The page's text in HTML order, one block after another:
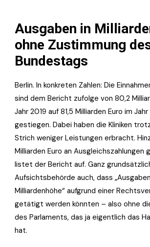
Ausgaben in
ohne Zustimmung
Bundestags
Berlin. In konkreten Zahlen: Die
sind dem Bericht zufolge von 80,2
Jahr 2019 auf 81,5 Milliarden Euro im
gestiegen. Dabei haben die Kliniken
Strich weniger Leistungen erbracht.
Milliarden Euro an Ausgleichszahlungen
listet der Bericht auf. Ganz
Aufsichtsbehörde auch, dass
Milliardenhöhe“ aufgrund einer
getätigt werden könnten – also ohne
des Parlaments, das ja eigentlich das
hat.